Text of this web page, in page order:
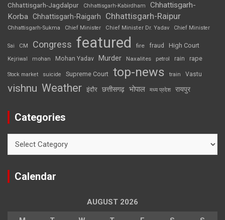
Chhattisgarh-Jagdalpur Chhattisgarh-Kabirdham
Chhattisgarh-
Korba Chhattisgarh-Raigarh Chhattisgarh-Raipur
Chhattisgarh-Sukma Chief Minister Chief Minister Dr. Yadav Chief Minister
Sai CM Congress featured fire fraud High Court
Kejriwal mohan Mohan Yadav Murder Naxalites petrol rain rape
Stock market suicide Supreme Court top-news train Vastu
vishnu Weather इंदौर छत्तीसगढ़ भोपाल मध्य प्रदेश रायपुर
Categories
Calendar
AUGUST 2026